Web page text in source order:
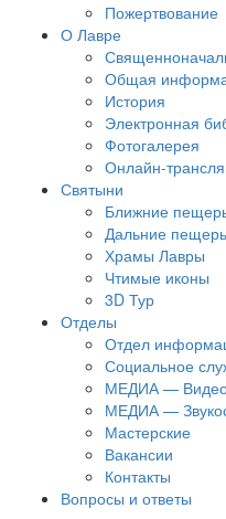
Пожертвование
О Лавре
Общая
История
Электронная
Фотогалерея
Онлайн-
Святыни
Ближние
Дальние
Храмы Лавры
Чтимые иконы
3D Тур
Отделы
Отдел
Социальное
МЕДИА —
МЕДИА —
Мастерские
Вакансии
Контакты
Вопросы и ответы